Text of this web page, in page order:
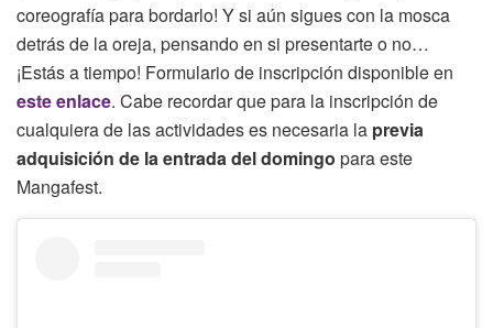
coreografía para bordarlo! Y si aún sigues con la mosca
detrás de la oreja, pensando en si presentarte o no…
¡Estás a tiempo! Formulario de inscripción disponible en
este enlace. Cabe recordar que para la inscripción de
cualquiera de las actividades es necesaria la previa
adquisición de la entrada del domingo para este
Mangafest.